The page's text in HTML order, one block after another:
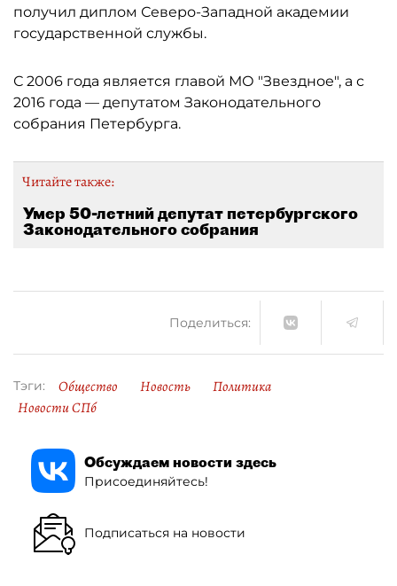
получил диплом Северо-Западной академии
государственной службы.
С 2006 года является главой МО "Звездное", а с
2016 года — депутатом Законодательного
собрания Петербурга.
Читайте также:
Умер 50-летний депутат петербургского
Законодательного собрания
Поделиться:
Тэги: Общество Новость
Политика
Новости СПб
Обсуждаем новости здесь
Присоединяйтесь!
Подписаться на новости